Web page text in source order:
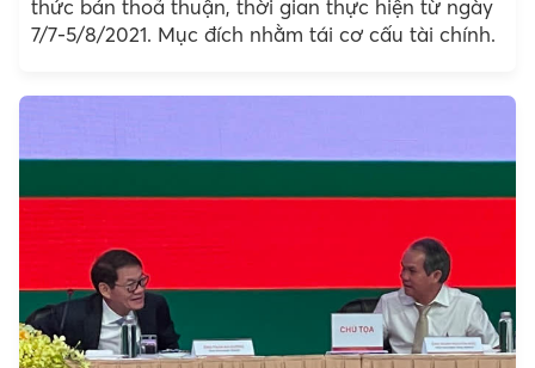
thức bán thoả thuận, thời gian thực hiện từ ngày
7/7-5/8/2021. Mục đích nhằm tái cơ cấu tài chính.